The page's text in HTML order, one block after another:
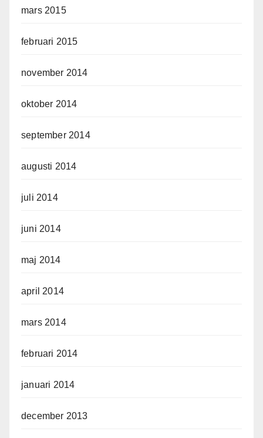
mars 2015
februari 2015
november 2014
oktober 2014
september 2014
augusti 2014
juli 2014
juni 2014
maj 2014
april 2014
mars 2014
februari 2014
januari 2014
december 2013